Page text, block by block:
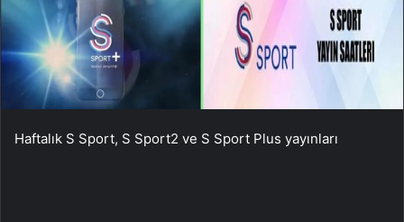
Haftalık S Sport, S Sport2 ve S Sport Plus yayınları